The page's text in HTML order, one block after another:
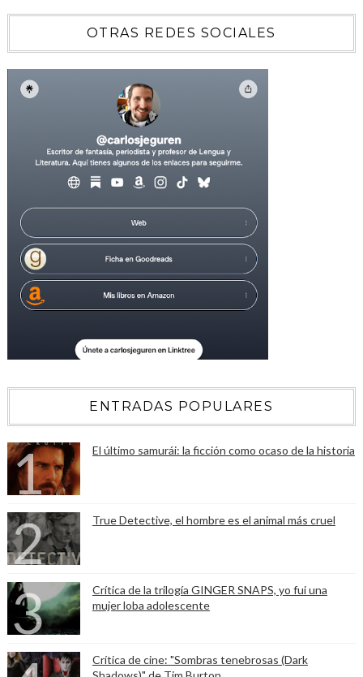
OTRAS REDES SOCIALES
ENTRADAS POPULARES
El último samurái: la ficción como ocaso de la historia
True Detective, el hombre es el animal más cruel
Crítica de la trilogía GINGER SNAPS, yo fui una
mujer loba adolescente
Crítica de cine: "Sombras tenebrosas (Dark